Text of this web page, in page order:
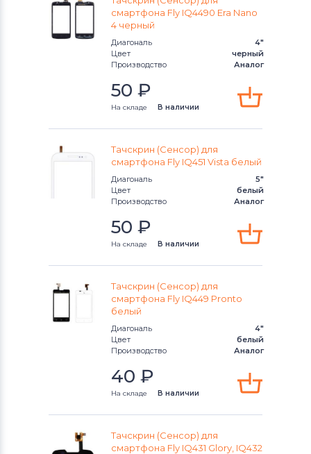
Тачскрины для смартфоновCHINA
Тачскрины для смартфонов
Тачскрины для смартфонов
Prestigio
Тачскрины для смартфонов
Тачскрины для смартфоновPhilips
Тачскрины для смартфоновHP
Тачскрины для смартфонов
Highscreen
Тачскрины для смартфонов
Тачскрины для смартфоновNokia
смартфона Fly IQ4490 Era Nano
4 черный
Диагональ
4"
Цвет
черный
Производство
Аналог
50 ₽
На складе В наличии
Тачскрин (Сенсор) для
смартфона Fly IQ451 Vista белый
Диагональ
5"
Цвет
белый
Производство
Аналог
50 ₽
На складе В наличии
Тачскрин (Сенсор) для
смартфона Fly IQ449 Pronto
белый
Диагональ
4"
Цвет
белый
Производство
Аналог
40 ₽
На складе В наличии
Тачскрин (Сенсор) для
смартфона Fly IQ431 Glory, IQ432